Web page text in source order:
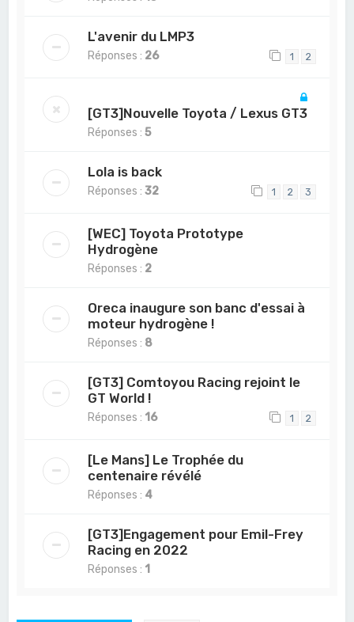
L'avenir du LMP3
Réponses : 26 1 2
[GT3]Nouvelle Toyota / Lexus GT3
Réponses :5
Lola is back
Réponses :32 1 2 3
[WEC] Toyota Prototype
Hydrogène
Réponses : 2
Oreca inaugure son banc d'essai à
moteur hydrogène !
Réponses : 8
[GT3] Comtoyou Racing rejoint le
GT World !
Réponses : 16 1 2
[Le Mans] Le Trophée du
centenaire révélé
Réponses : 4
[GT3]Engagement pour Emil-Frey
Racing en 2022
Réponses : 1